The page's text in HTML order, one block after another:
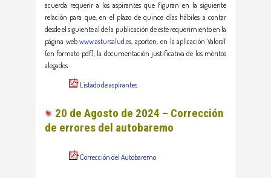
acuerda requerir a los aspirantes que figuran en la siguiente
relación para que, en el plazo de quince días hábiles a contar
desde el siguiente al de la publicación de este requerimiento en la
página webwww.astursalud.es, aporten, en la aplicación ValoraT
(en formato pdf), la documentación justificativa de los méritos
alegados.
Listado de aspirantes
20 de Agosto de 2024 – Corrección
de errores del autobaremo
Corrección del Autobaremo